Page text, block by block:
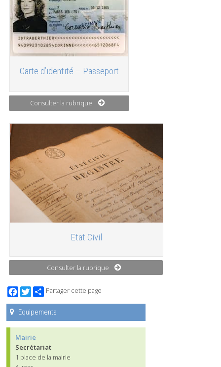
Carte d’identité – Passeport
Consulter la rubrique
Etat Civil
Consulter la rubrique
Facebook
TwitterPartager cette page
Equipements
Mairie
Secrétariat
1 place de la mairie